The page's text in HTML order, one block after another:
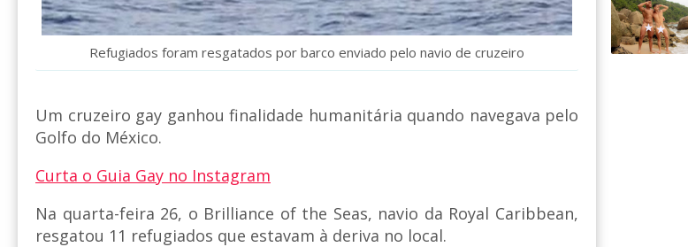
Refugiados foram resgatados por barco enviado pelo navio de cruzeiro
Um cruzeiro gay ganhou finalidade humanitária quando navegava pelo
Golfo do México.
Curta o Guia Gay no Instagram
Na quarta-feira 26, o Brilliance of the Seas, navio da Royal Caribbean,
resgatou 11 refugiados que estavam à deriva no local.